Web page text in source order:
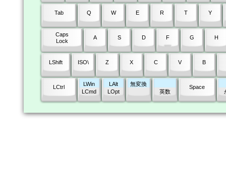
Tab Q W E R T Y
Caps
Lock
A S D F G H
LShift ISO\ Z X C V B
LCtrl
LWin
LCmd
LAlt
LOpt
無変換
英数
Space